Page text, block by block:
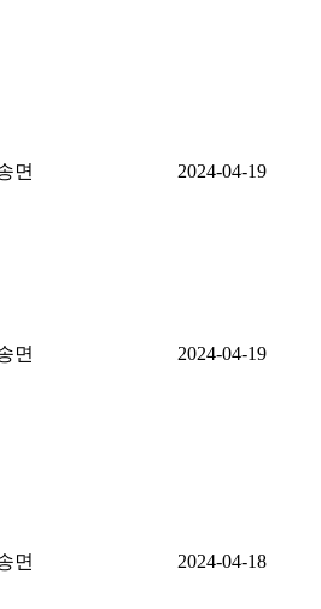
면 2024-04-19
면 2024-04-19
면 2024-04-18